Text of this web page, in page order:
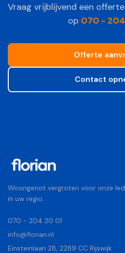
Vraag vrijblijvend een
op 070 -
Offerte
Contact
Woongenot vergroten voor onze
in uw regio.
070 - 204 20 01
info@florian.nl
Einsteinlaan 28, 2289 CC Rijswijk